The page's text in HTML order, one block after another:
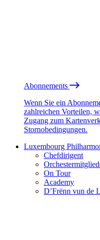
Abonnements
Wenn Sie ein
zahlreichen Vorteilen,
Zugang zum
Stornobedingungen.
Luxembourg
Chefdirigent
On Tour
Academy
D’Frënn vun de